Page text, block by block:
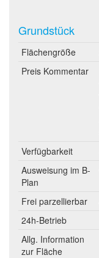
Grundstück
Flächengröße
Preis Kommentar
Verfügbarkeit
Ausweisung im B-
Plan
Frei parzellierbar
24h-Betrieb
Allg. Information
zur Fläche